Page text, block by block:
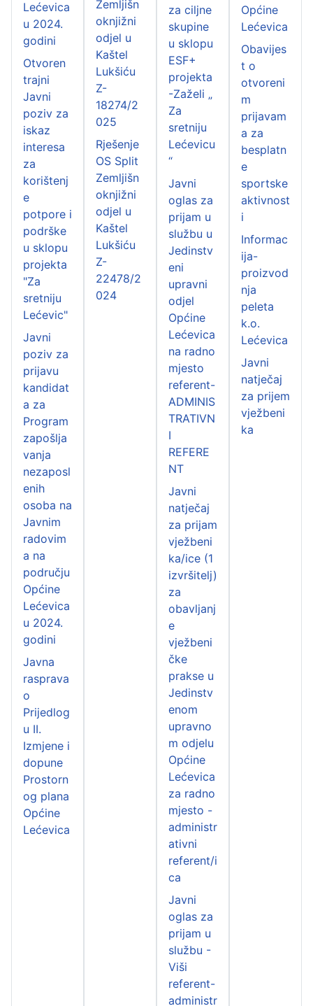
Lećevica
u 2024.
godini
Otvoren
trajni
Javni
poziv za
iskaz
interesa
za
korištenj
e
potpore i
podrške
u sklopu
projekta
"Za
sretniju
Lećevic"
Javni
poziv za
prijavu
kandidat
a za
Program
zapošlja
vanja
nezaposl
enih
osoba na
Javnim
radovim
a na
području
Općine
Lećevica
u 2024.
godini
Javna
rasprava
o
Prijedlog
u II.
Izmjene i
dopune
Prostorn
og plana
Općine
Lećevica
Zemljišn
oknjižni
odjel u
Kaštel
Lukšiću
Z-
18274/2
025
Rješenje
OS Split
Zemljišn
oknjižni
odjel u
Kaštel
Lukšiću
Z-
22478/2
024
za ciljne
skupine
u sklopu
ESF+
projekta
-Zaželi „
Za
sretniju
Lećevicu
“
Javni
oglas za
prijam u
službu u
Jedinstv
eni
upravni
odjel
Općine
Lećevica
na radno
mjesto
referent-
ADMINIS
TRATIVN
I
REFERE
NT
Javni
natječaj
za prijam
vježbeni
ka/ice (1
izvršitelj)
za
obavljanj
e
vježbeni
čke
prakse u
Jedinstv
enom
upravno
m odjelu
Općine
Lećevica
za radno
mjesto -
administr
ativni
referent/i
ca
Javni
oglas za
prijam u
službu -
Viši
referent-
administr
Općine
Lećevica
Obavijes
t o
otvoreni
m
prijavam
a za
besplatn
e
sportske
aktivnost
i
Informac
ija-
proizvod
nja
peleta
k.o.
Lećevica
Javni
natječaj
za prijem
vježbeni
ka